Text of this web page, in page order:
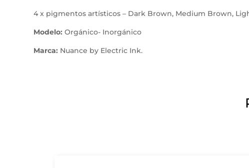
4 x pigmentos artísticos – Dark Brown, Medium Brown,
Modelo: Orgánico- Inorgánico
Marca: Nuance by Electric Ink.